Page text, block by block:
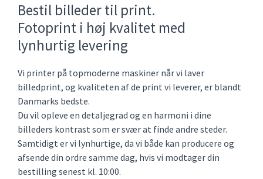
Bestil billeder til print.
Fotoprint i høj kvalitet med
lynhurtig levering
Vi printer på topmoderne maskiner når vi laver
billedprint, og kvaliteten af de print vi leverer, er blandt
Danmarks bedste.
Du vil opleve en detaljegrad og en harmoni i dine
billeders kontrast som er svær at finde andre steder.
Samtidigt er vi lynhurtige, da vi både kan producere og
afsende din ordre samme dag, hvis vi modtager din
bestilling senest kl. 10:00.